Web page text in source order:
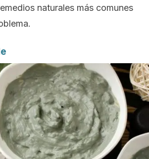
naturales más comunes